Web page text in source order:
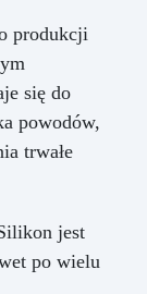
produkcji
się do
powodów,
trwałe
jest
po wielu